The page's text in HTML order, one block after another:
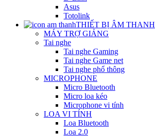
Asus
Totolink
THIẾT BỊ ÂM THANH
MÁY TRỢ GIẢNG
Tai nghe
Tai nghe Gaming
Tai nghe Game net
Tai nghe phổ thông
MICROPHONE
Micro Bluetooth
Micro loa kéo
Microphone vi tính
LOA VI TÍNH
Loa Bluetooth
Loa 2.0